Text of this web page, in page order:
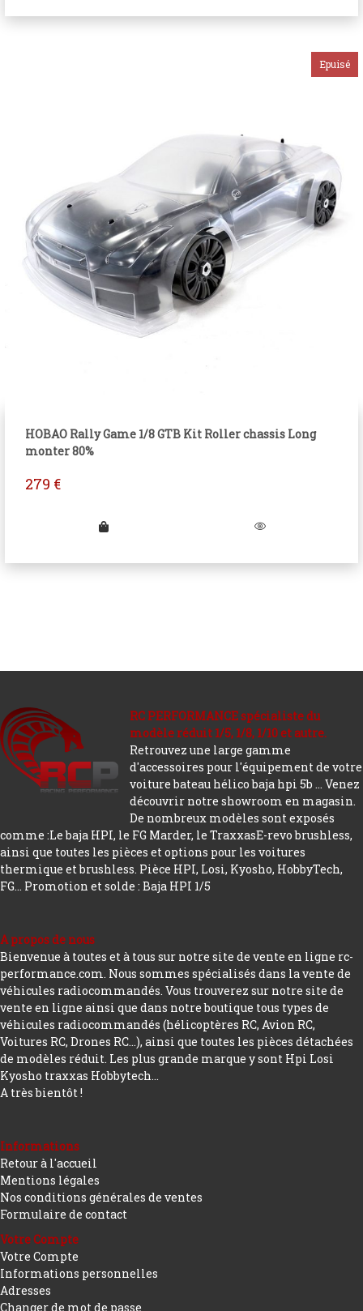
HOBAO Rally Game 1/8 GTB Kit Roller chassis Long
monter 80%
279 €
RC PERFORMANCE spécialiste du
modèle réduit 1/5, 1/8, 1/10 et autre.
Retrouvez une large gamme
d'accessoires pour l'équipement de votre
voiture bateau hélico baja hpi 5b ... Venez
découvrir notre showroom en magasin.
De nombreux modèles sont exposés
comme :Le baja HPI, le FG Marder, le TraxxasE-revo brushless,
ainsi que toutes les pièces et options pour les voitures
thermique et brushless. Pièce HPI, Losi, Kyosho, HobbyTech,
FG... Promotion et solde : Baja HPI 1/5
A propos de nous
Bienvenue à toutes et à tous sur notre site de vente en ligne rc-
performance.com. Nous sommes spécialisés dans la vente de
véhicules radiocommandés. Vous trouverez sur notre site de
vente en ligne ainsi que dans notre boutique tous types de
véhicules radiocommandés (hélicoptères RC, Avion RC,
Voitures RC, Drones RC…), ainsi que toutes les pièces détachées
de modèles réduit. Les plus grande marque y sont Hpi Losi
Kyosho traxxas Hobbytech...
A très bientôt !
Informations
Retour à l'accueil
Mentions légales
Nos conditions générales de ventes
Formulaire de contact
Votre Compte
Votre Compte
Informations personnelles
Adresses
Changer de mot de passe